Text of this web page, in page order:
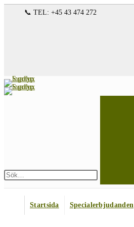
📞 TEL: +45 43 474 272
Startsida
Specialerbjudanden